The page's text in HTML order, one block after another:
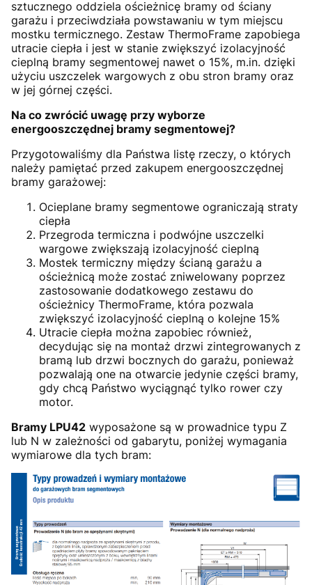
sztucznego oddziela ościeżnicę bramy od ściany
garażu i przeciwdziała powstawaniu w tym miejscu
mostku termicznego. Zestaw ThermoFrame zapobiega
utracie ciepła i jest w stanie zwiększyć izolacyjność
cieplną bramy segmentowej nawet o 15%, m.in. dzięki
użyciu uszczelek wargowych z obu stron bramy oraz
w jej górnej części.
Na co zwrócić uwagę przy wyborze
energooszczędnej bramy segmentowej?
Przygotowaliśmy dla Państwa listę rzeczy, o których
należy pamiętać przed zakupem energooszczędnej
bramy garażowej:
Ocieplane bramy segmentowe ograniczają straty
ciepła
Przegroda termiczna i podwójne uszczelki
wargowe zwiększają izolacyjność cieplną
Mostek termiczny między ścianą garażu a
ościeżnicą może zostać zniwelowany poprzez
zastosowanie dodatkowego zestawu do
ościeżnicy ThermoFrame, która pozwala
zwiększyć izolacyjność cieplną o kolejne 15%
Utracie ciepła można zapobiec również,
decydując się na montaż drzwi zintegrowanych z
bramą lub drzwi bocznych do garażu, ponieważ
pozwalają one na otwarcie jedynie części bramy,
gdy chcą Państwo wyciągnąć tylko rower czy
motor.
Bramy LPU42 wyposażone są w prowadnice typu Z
lub N w zależności od gabarytu, poniżej wymagania
wymiarowe dla tych bram: